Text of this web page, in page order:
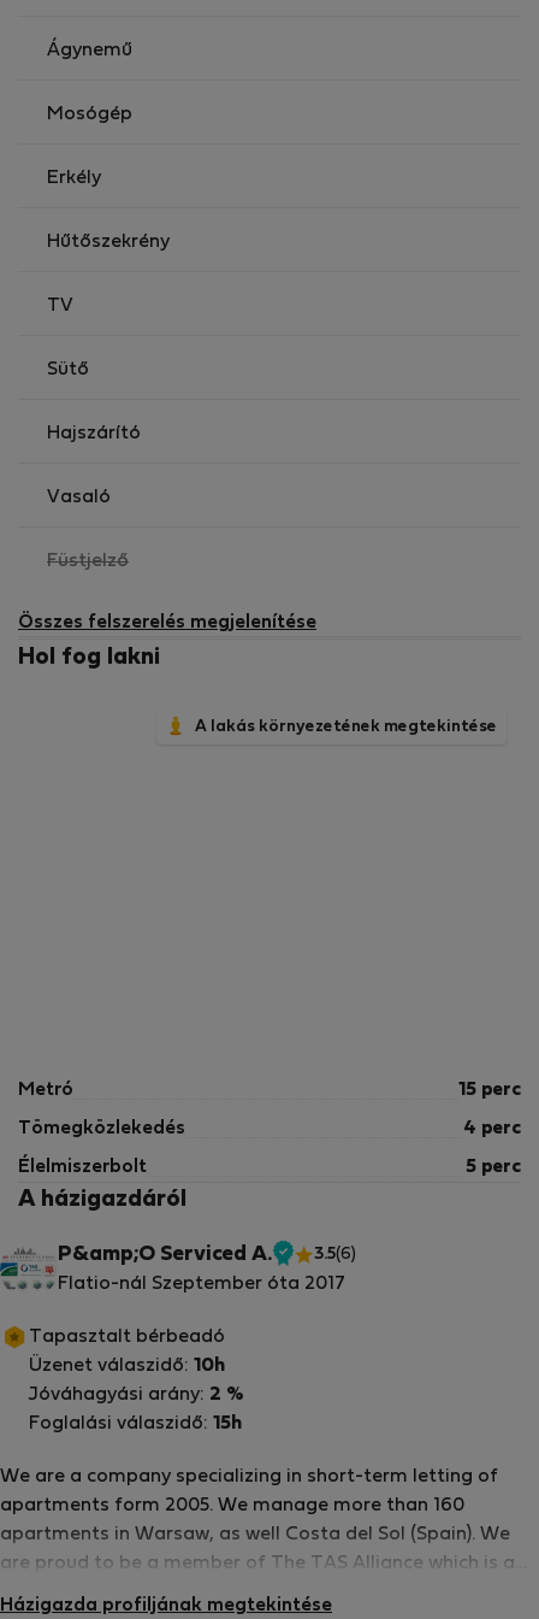
A szolgáltatás tartalmazza a törölközőkészletet,
Ágynemű
Mosógép
Erkély
Hűtőszekrény
TV
Sütő
Hajszárító
Vasaló
Füstjelző,
elérhető
Összes felszerelés megjelenítése
Hol fog lakni
A lakás környezetének megtekintése
Metró 15 perc
Tömegközlekedés 4 perc
Élelmiszerbolt 5 perc
A házigazdáról
P&amp;O Serviced A.
Ellenőrzött
3.5(6)
Flatio-nál Szeptember óta 2017
We are a company specializing in short-term letting of
apartments form 2005. We manage more than 160
apartments in Warsaw, as well Costa del Sol (Spain). We
are proud to be a member of The TAS Alliance which is a
collective of independently owned and operated serviced
Házigazda profiljának megtekintése
Tapasztalt bérbeadó
Üzenet válaszidő: 10h
Jóváhagyási arány: 2 %
Foglalási válaszidő: 15h